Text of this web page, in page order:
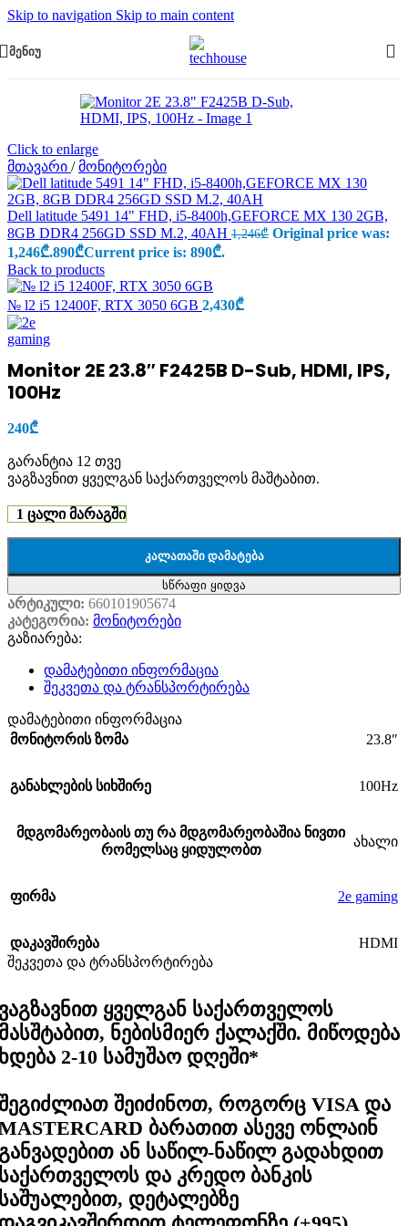
Skip to navigation Skip to main content
ᲛᲔᲜᲘᲣ
Click to enlarge
მთავარი / მონიტორები
Dell latitude 5491 14" FHD, i5-8400h,GEFORCE MX 130 2GB,
8GB DDR4 256GD SSD M.2, 40AH 1,246₾ Original price was:
1,246₾.890₾Current price is: 890₾.
Back to products
№ l2 i5 12400F, RTX 3050 6GB 2,430₾
Monitor 2E 23.8″ F2425B D-Sub, HDMI, IPS,
100Hz
240₾
გარანტია 12 თვე
ვაგზავნით ყველგან საქართველოს მაშტაბით.
1 ცალი მარაგში
ᲙᲐᲚᲐᲗᲐᲨᲘ ᲓᲐᲛᲐᲢᲔᲑᲐ
სწრაფი ყიდვა
არტიკული: 660101905674
კატეგორია: მონიტორები
გაზიარება:
დამატებითი ინფორმაცია
შეკვეთა და ტრანსპორტირება
დამატებითი ინფორმაცია
მონიტორის ზომა
23.8″
განახლების სიხშირე 100Hz
მდგომარეობაის თუ რა მდგომარეობაშია ნივთი
რომელსაც ყიდულობთ
ახალი
ფირმა 2e gaming
დაკავშირება
HDMI
შეკვეთა და ტრანსპორტირება
ყველგან საქართველოს
ნებისმიერ ქალაქში. მიწოდება
2-10 სამუშაო დღეში*
შეიძინოთ, როგორც VISA და
ბარათით ასევე ონლაინ
ან საწილ-ნაწილ გადახდით
და კრედო ბანკის
დეტალებზე